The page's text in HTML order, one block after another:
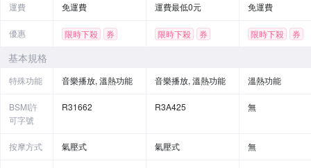
運費 免運費 運費最低0元 免運費
優惠 限時下殺 券 限時下殺 券 限時下殺 券
基本規格
特殊功能 音樂播放, 溫熱功能 音樂播放, 溫熱功能 溫熱功能
BSMI許
可字號
R31662 R3A425 無
按摩方式 氣壓式 氣壓式 無